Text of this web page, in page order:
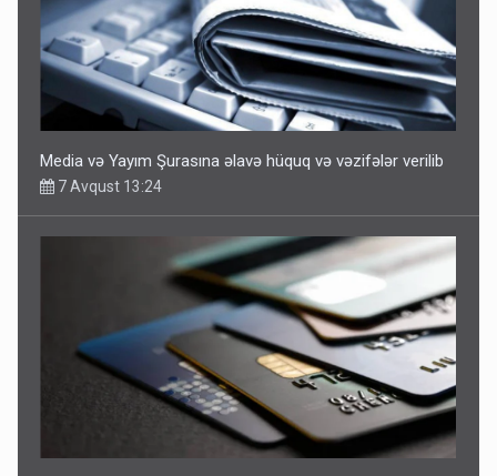
Media və Yayım Şurasına əlavə hüquq və vəzifələr verilib
7 Avqust 13:24